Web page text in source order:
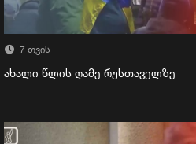
7 თვის
ახალი წლის ღამე რუსთაველზე